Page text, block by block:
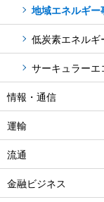
地域エネルギー
低炭素エネルギ
サーキュラーエ
情報・通信
運輸
流通
金融ビジネス